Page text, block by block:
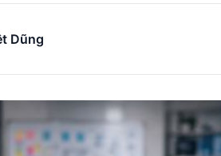
Dũng